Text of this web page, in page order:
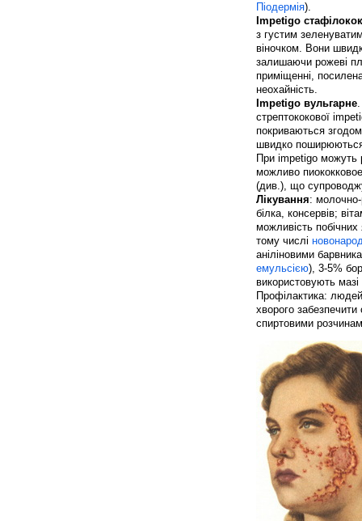
Піодермія).
Impetigo
з густим
віночком. Вони
залишаючи рожеві
приміщенні,
неохайність.
Impetigo вульгарне
стрептококової
покриваються
швидко
При impetigo можуть
можливо
(див.), що
Лікування:
білка, консервів;
можливість
тому числі
аніліновими
емульсією), 3-5%
використовують
Профілактика:
хворого
спиртовими